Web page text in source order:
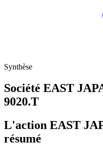
Synthèse
Société EAST
9020.T
L'action EAST
résumé